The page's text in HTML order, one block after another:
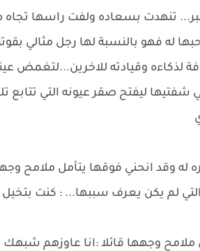
تنهدت بسعاده ولفت راسها تجاه
له فهو بالنسبة لها رجل مثالي
لذكاءه وقيادته
شفتيها ليفتح صقر عيونه التي
له وقد انحني فوقها يتأمل ملامح
لم يكن يعرف سببها... : كنت بتخيل
ملامح وجهها قائلا :انا عاوزهم شبهك